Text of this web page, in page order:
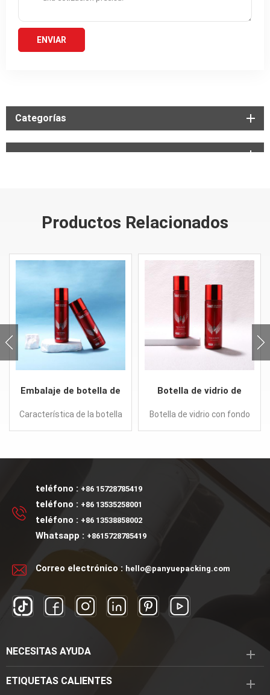
Categorías
Productos Relacionados
Embalaje de botella de
tamaño a buenos
precios
Característica de la botella
de vidrio de tóner: Nuevo
Proporcionar muestra
Botella de vidrio de
cosméticos 200 ml 230
ml
Botella de vidrio con fondo
grueso de color
apariencia lujosa de nuevo
personalizado, cajas
personalización de
moldes, etc. Brindamos un
teléfono : +86 15728785419
teléfono : +86 13535258001
teléfono : +86 13538858002
Whatsapp : +8615728785419
Correo electrónico : hello@panyuepacking.com
NECESITAS AYUDA
ETIQUETAS CALIENTES